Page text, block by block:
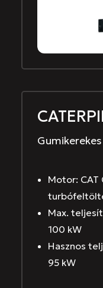
Motor: CAT
Max.
100 kW
Hasznos
95 kW